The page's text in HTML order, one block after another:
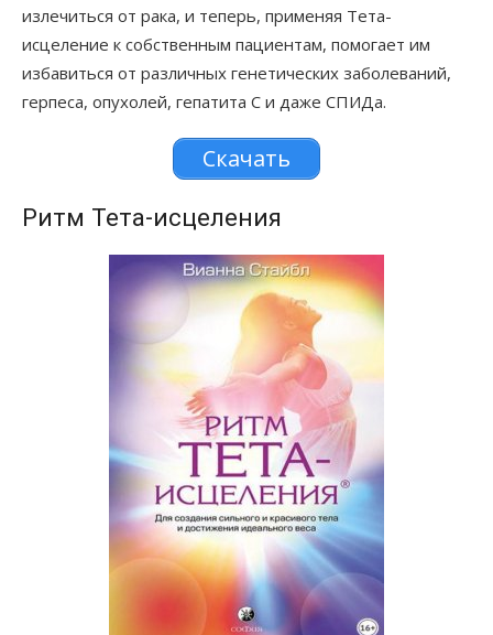
излечиться от рака, и теперь, применяя Тета-
исцеление к собственным пациентам, помогает им
избавиться от различных генетических заболеваний,
герпеса, опухолей, гепатита С и даже СПИДа.
Скачать
Ритм Тета-исцеления